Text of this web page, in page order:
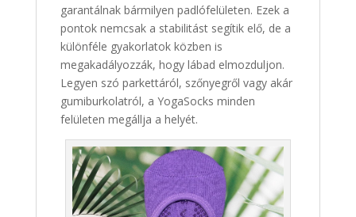
garantálnak bármilyen padlófelületen. Ezek a
pontok nemcsak a stabilitást segítik elő, de a
különféle gyakorlatok közben is
megakadályozzák, hogy lábad elmozduljon.
Legyen szó parkettáról, szőnyegről vagy akár
gumiburkolatról, a YogaSocks minden
felületen megállja a helyét.